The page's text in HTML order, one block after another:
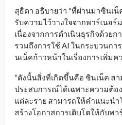
สุธิดา อธิบายว่า “ที่ผ่านมาซินเน็
รับความไว้วางใจจากพาร์เนอร์
เนื่องจากการดำเนินธุรกิจด้วยก
รวมถึงการใช้ AI ในกระบวนกา
นเน็คก้าวหน้าในเรื่องการเพิ่มค
“ดังนั้นสิ่งที่เกิดขึ้นคือ ซินเน็ค ส
ประสบการณ์ได้เฉพาะความต้อ
แต่ละราย สามารถให้คำแนะน
สร้างโอกาสการเติบโตให้กับพา